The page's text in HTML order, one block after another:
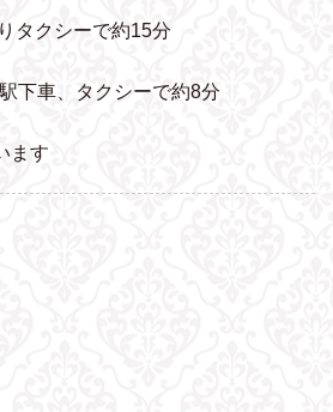
タクシーで約15分
下車、タクシーで約8分
ます